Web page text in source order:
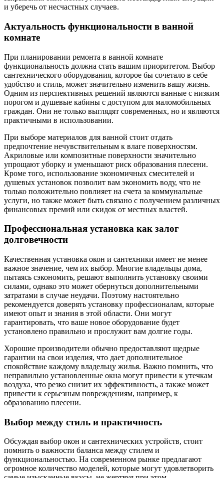
и уберечь от несчастных случаев.
Актуальность функциональности в ванной
комнате
При планировании ремонта в ванной комнате
функциональность должна стать вашим приоритетом. Выбор
сантехнического оборудования, которое бы сочетало в себе
удобство и стиль, может значительно изменить вашу жизнь.
Одним из перспективных решений являются ванные с низким
порогом и душевые кабины с доступом для маломобильных
граждан. Они не только выглядят современных, но и являются
практичными в использовании.
При выборе материалов для ванной стоит отдать
предпочтение нечувствительным к влаге поверхностям.
Акриловые или композитные поверхности значительно
упрощают уборку и уменьшают риск образования плесени.
Кроме того, использование экономичных смесителей и
душевых установок позволит вам экономить воду, что не
только положительно повлияет на счета за коммунальные
услуги, но также может быть связано с получением различных
финансовых премий или скидок от местных властей.
Профессиональная установка как залог
долговечности
Качественная установка окон и сантехники имеет не менее
важное значение, чем их выбор. Многие владельцы дома,
пытаясь сэкономить, решают выполнить установку своими
силами, однако это может обернуться дополнительными
затратами в случае неудачи. Поэтому настоятельно
рекомендуется доверять установку профессионалам, которые
имеют опыт и знания в этой области. Они могут
гарантировать, что ваше новое оборудование будет
установлено правильно и прослужит вам долгие годы.
Хорошие производители обычно предоставляют щедрые
гарантии на свои изделия, что дает дополнительное
спокойствие каждому владельцу жилья. Важно помнить, что
неправильно установленные окна могут привести к утечкам
воздуха, что резко снизит их эффективность, а также может
привести к серьезным повреждениям, например, к
образованию плесени.
Выбор между стиль и практичность
Обсуждая выбор окон и сантехнических устройств, стоит
помнить о важности баланса между стилем и
функциональностью. На современном рынке предлагают
огромное количество моделей, которые могут удовлетворить